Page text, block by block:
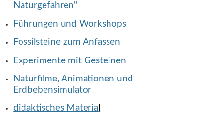
Naturgefahren"
Führungen und Workshops
Fossilsteine zum Anfassen
Experimente mit Gesteinen
Naturfilme, Animationen und
Erdbebensimulator
didaktisches Materia